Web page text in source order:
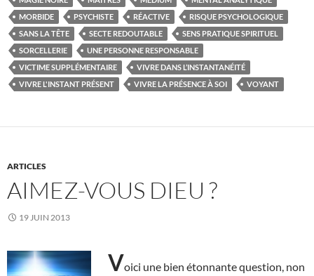
MORBIDE
PSYCHISTE RÉACTIVE
RISQUE PSYCHOLOGIQUE
SANS LA TÊTE
SECTE REDOUTABLE
SENS PRATIQUE SPIRITUEL
SORCELLERIE
UNE PERSONNE RESPONSABLE
VICTIME SUPPLÉMENTAIRE
VIVRE DANS L’INSTANTANÉITÉ
VIVRE L'INSTANT PRÉSENT
VIVRE LA PRÉSENCE À SOI VOYANT
ARTICLES
AIMEZ-VOUS DIEU ?
19 JUIN 2013
Voici une bien étonnante question, non